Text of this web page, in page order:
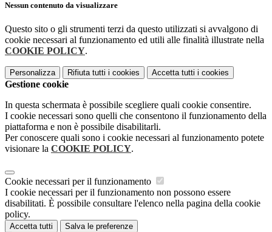
Nessun contenuto da visualizzare
Questo sito o gli strumenti terzi da questo utilizzati si avvalgono di
cookie necessari al funzionamento ed utili alle finalità illustrate nella
COOKIE POLICY.
Personalizza Rifiuta tutti i cookies Accetta tutti i cookies
Gestione cookie
In questa schermata è possibile scegliere quali cookie consentire.
I cookie necessari sono quelli che consentono il funzionamento della
piattaforma e non è possibile disabilitarli.
Per conoscere quali sono i cookie necessari al funzionamento potete
visionare la COOKIE POLICY.
Cookie necessari per il funzionamento
I cookie necessari per il funzionamento non possono essere
disabilitati. È possibile consultare l'elenco nella pagina della cookie
policy.
Accetta tutti Salva le preferenze